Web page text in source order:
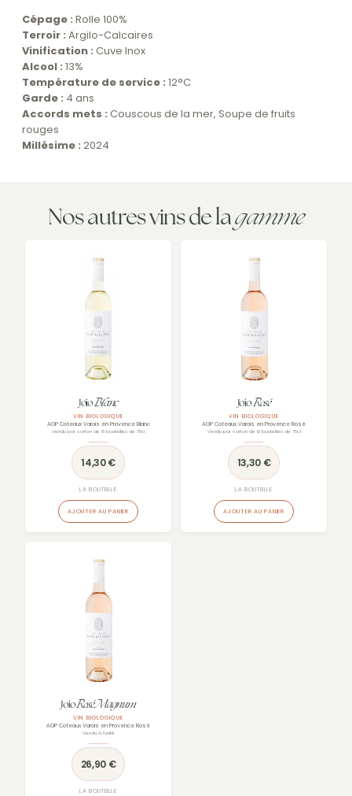
Cépage : Rolle 100%
Terroir : Argilo-Calcaires
Vinification : Cuve Inox
Alcool : 13%
Température de service : 12°C
Garde : 4 ans
Accords mets : Couscous de la mer, Soupe de fruits
rouges
Millésime : 2024
Nos autres vins de lagamme
JoioBlanc
VIN BIOLOGIQUE
AOP Coteaux Varois en Provence Blanc
Vendu par carton de 6 bouteilles de 75cl
14,30€
LA BOUTEILLE
AJOUTER AU PANIER
JoioRosé
VIN BIOLOGIQUE
AOP Coteaux Varois en Provence Rosé
Vendu par carton de 6 bouteilles de 75cl
13,30 €
LA BOUTEILLE
AJOUTER AU PANIER
JoioRosé Magnum
VIN BIOLOGIQUE
AOP Coteaux Varois en Provence Rosé
Vendu à l'unité
26,90 €
LA BOUTEILLE